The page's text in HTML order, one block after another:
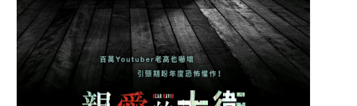
影城公告
影城活動
中獎名單
合作夥伴